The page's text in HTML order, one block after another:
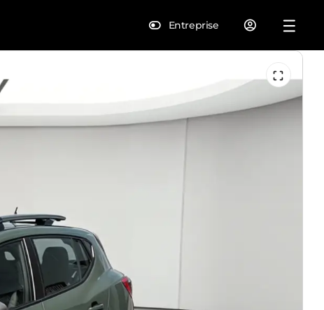
Entreprise